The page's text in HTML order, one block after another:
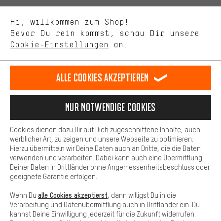
Sprache"
Deutsch
DE english
EN español
ES français
FR
VERTRAG WIDERRUFEN Aachener Community Affiliateprogramm
Datenschutz Allgemeine Geschäftsbedingungen
Hinweisgebersystem Hinweise zur Batterieentsorgung
Cookie-Einstellungen Kontrast ändern
Alle Preise verstehen sich in Euro und exkl. MwSt zuzüglich
Versandkostenfür Lieferung nachUSA.
Hi, willkommen zum Shop!
Bevor Du rein kommst, schau Dir unsere
Cookie-Einstellungen an.
Uns interessiert, was Du in unserem Shop suchst und brauchst.
selbst Einfluss auf die Verbesserung unserer Webseite und
unseres Shop-Angebots.
Dein Shopping-Erlebnis wird komfortabler. Mit Komfort-Cookies
stellen wir Verknüpfungen zu Social Media Plattformen her. So
können wir dir weitere nützliche Inhalte und Informationen zur
Verfügung stellen. Zudem hast du die Möglichkeit zusätzliche
Services zu nutzen, die es dir erleichtern die richtigen Produkte zu
finden. Beispielsweise bieten wir eine Chat-Funktion an, damit
Fragen schnell und unkompliziert beantwortet werden können.
Basis
Basis-Cookies gewährleisten, dass Du unsere Webseite
grundsätzlich nutzen kannst.
Alle Cookies akzeptieren
Nur Notwendige Cookies
Cookies dienen dazu Dir auf Dich zugeschnittene Inhalte, auch
werblicher Art, zu zeigen und unsere Webseite zu optimieren.
Hierzu übermitteln wir Deine Daten auch an Dritte, die die Daten
verwenden und verarbeiten. Dabei kann auch eine Übermittlung
Deiner Daten in Drittländer ohne Angemessenheitsbeschluss oder
geeignete Garantie erfolgen.
Wenn Du alle Cookies akzeptierst , dann willigst Du in die
Verarbeitung und Datenübermittlung auch in Drittländer ein. Du
kannst Deine Einwilligung jederzeit für die Zukunft widerrufen.